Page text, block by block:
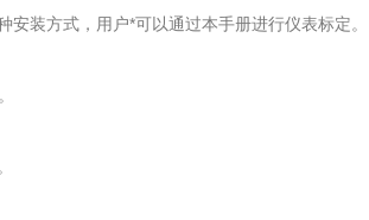
装方式，用户*可以通过本手册进行仪表标定。